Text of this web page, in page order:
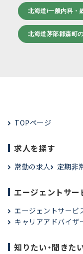
北海道/一般内科・
北海道茅部郡森町
TOPページ
求人を探す
常勤の求人 定期非
エージェントサー
エージェントサービ
キャリアアドバイザ
知りたい・聞きた